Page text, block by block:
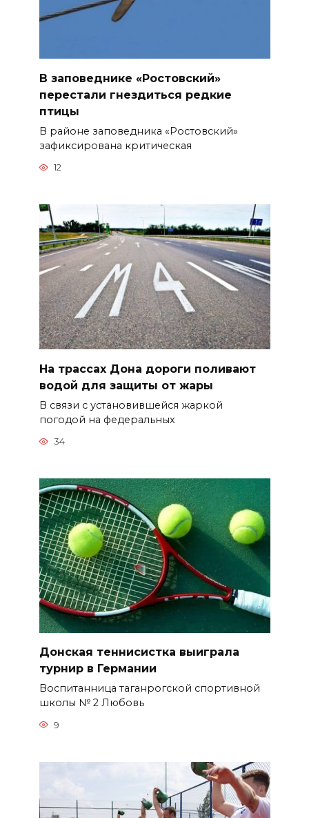
В заповеднике «Ростовский»
перестали гнездиться редкие
птицы
В районе заповедника «Ростовский»
зафиксирована критическая
12
На трассах Дона дороги поливают
водой для защиты от жары
В связи с установившейся жаркой
погодой на федеральных
34
Донская теннисистка выиграла
турнир в Германии
Воспитанница таганрогской спортивной
школы № 2 Любовь
9